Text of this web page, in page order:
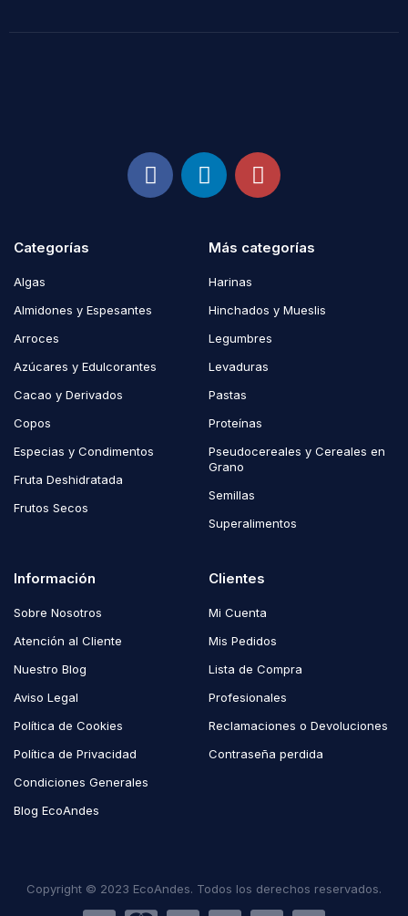
Categorías
Algas
Almidones y Espesantes
Arroces
Azúcares y Edulcorantes
Cacao y Derivados
Copos
Especias y Condimentos
Fruta Deshidratada
Frutos Secos
Más categorías
Harinas
Hinchados y Mueslis
Legumbres
Levaduras
Pastas
Proteínas
Pseudocereales y Cereales en
Grano
Semillas
Superalimentos
Información
Sobre Nosotros
Atención al Cliente
Nuestro Blog
Aviso Legal
Política de Cookies
Política de Privacidad
Condiciones Generales
Blog EcoAndes
Clientes
Mi Cuenta
Mis Pedidos
Lista de Compra
Profesionales
Reclamaciones o Devoluciones
Contraseña perdida
Copyright © 2023 EcoAndes. Todos los derechos reservados.